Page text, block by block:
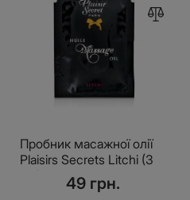
Пробник масажної олії
Plaisirs Secrets Litchi (3
мл)
49 грн.